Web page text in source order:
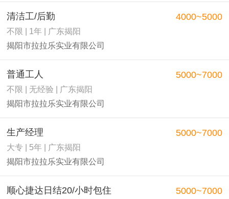
清洁工/后勤
不限 | 1年 | 广东揭阳
揭阳市拉拉乐实业有限公司
4000~5000
普通工人
不限 | 无经验 | 广东揭阳
揭阳市拉拉乐实业有限公司
5000~7000
生产经理
大专 | 5年 | 广东揭阳
揭阳市拉拉乐实业有限公司
5000~7000
顺心捷达日结20/小时包住 5000~7000